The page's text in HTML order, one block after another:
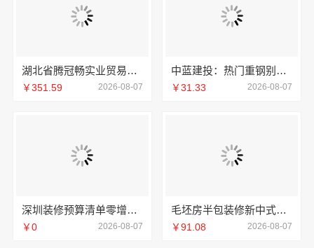
湖北省腾冠畅实业贸易有限公司专业轮胎批发解决方案
￥351.59 2026-08-07
中蓝建投：热门重钢别墅价格详解
￥31.33 2026-08-07
深圳装修预算清单零增项承诺，广东鼎饰空间装饰工程有限公司
￥0 2026-08-07
毛坯房半包装修新中式，中蓝建投精工细作
￥91.08 2026-08-07